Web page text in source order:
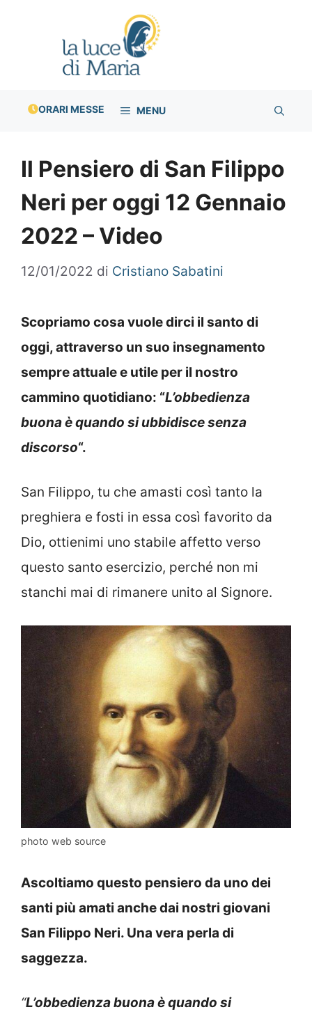
ORARI MESSE MENU
Il Pensiero di San Filippo
Neri per oggi 12 Gennaio
2022 – Video
12/01/2022 di Cristiano Sabatini
Scopriamo cosa vuole dirci il santo di
oggi, attraverso un suo insegnamento
sempre attuale e utile per il nostro
cammino quotidiano: “L’obbedienza
buona è quando si ubbidisce senza
discorso“.
San Filippo, tu che amasti così tanto la
preghiera e fosti in essa così favorito da
Dio, ottienimi uno stabile affetto verso
questo santo esercizio, perché non mi
stanchi mai di rimanere unito al Signore.
photo web source
Ascoltiamo questo pensiero da uno dei
santi più amati anche dai nostri giovani
San Filippo Neri. Una vera perla di
saggezza.
“L’obbedienza buona è quando si